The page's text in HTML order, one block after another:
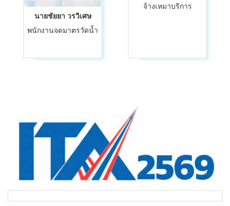
นายชัยยา วรวิเศษ
พนักงานจดมาตรวัดน้ำ
จ้างเหมาบริการ